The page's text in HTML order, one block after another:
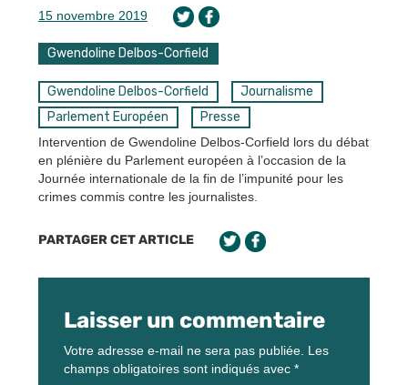
15 novembre 2019
Gwendoline Delbos-Corfield
Gwendoline Delbos-Corfield
Journalisme
Parlement Européen
Presse
Intervention de Gwendoline Delbos-Corfield lors du débat
en plénière du Parlement européen à l’occasion de la
Journée internationale de la fin de l’impunité pour les
crimes commis contre les journalistes.
PARTAGER CET ARTICLE
Laisser un commentaire
Votre adresse e-mail ne sera pas publiée. Les
champs obligatoires sont indiqués avec *